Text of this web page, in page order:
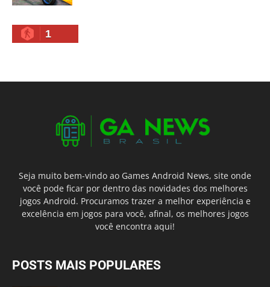
1
Seja muito bem-vindo ao Games Android News, site onde
você pode ficar por dentro das novidades dos melhores
jogos Android. Procuramos trazer a melhor experiência e
excelência em jogos para você, afinal, os melhores jogos
você encontra aqui!
POSTS MAIS POPULARES